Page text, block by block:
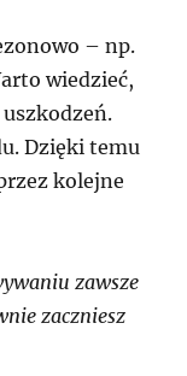
– np.
wiedzieć,
Dzięki temu
kolejne
zawsze
zaczniesz